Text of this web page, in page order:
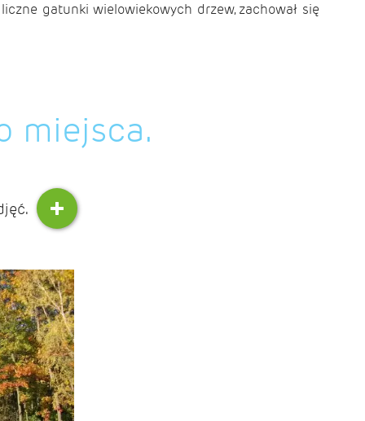
gatunki wielowiekowych drzew, zachował się
miejsca.